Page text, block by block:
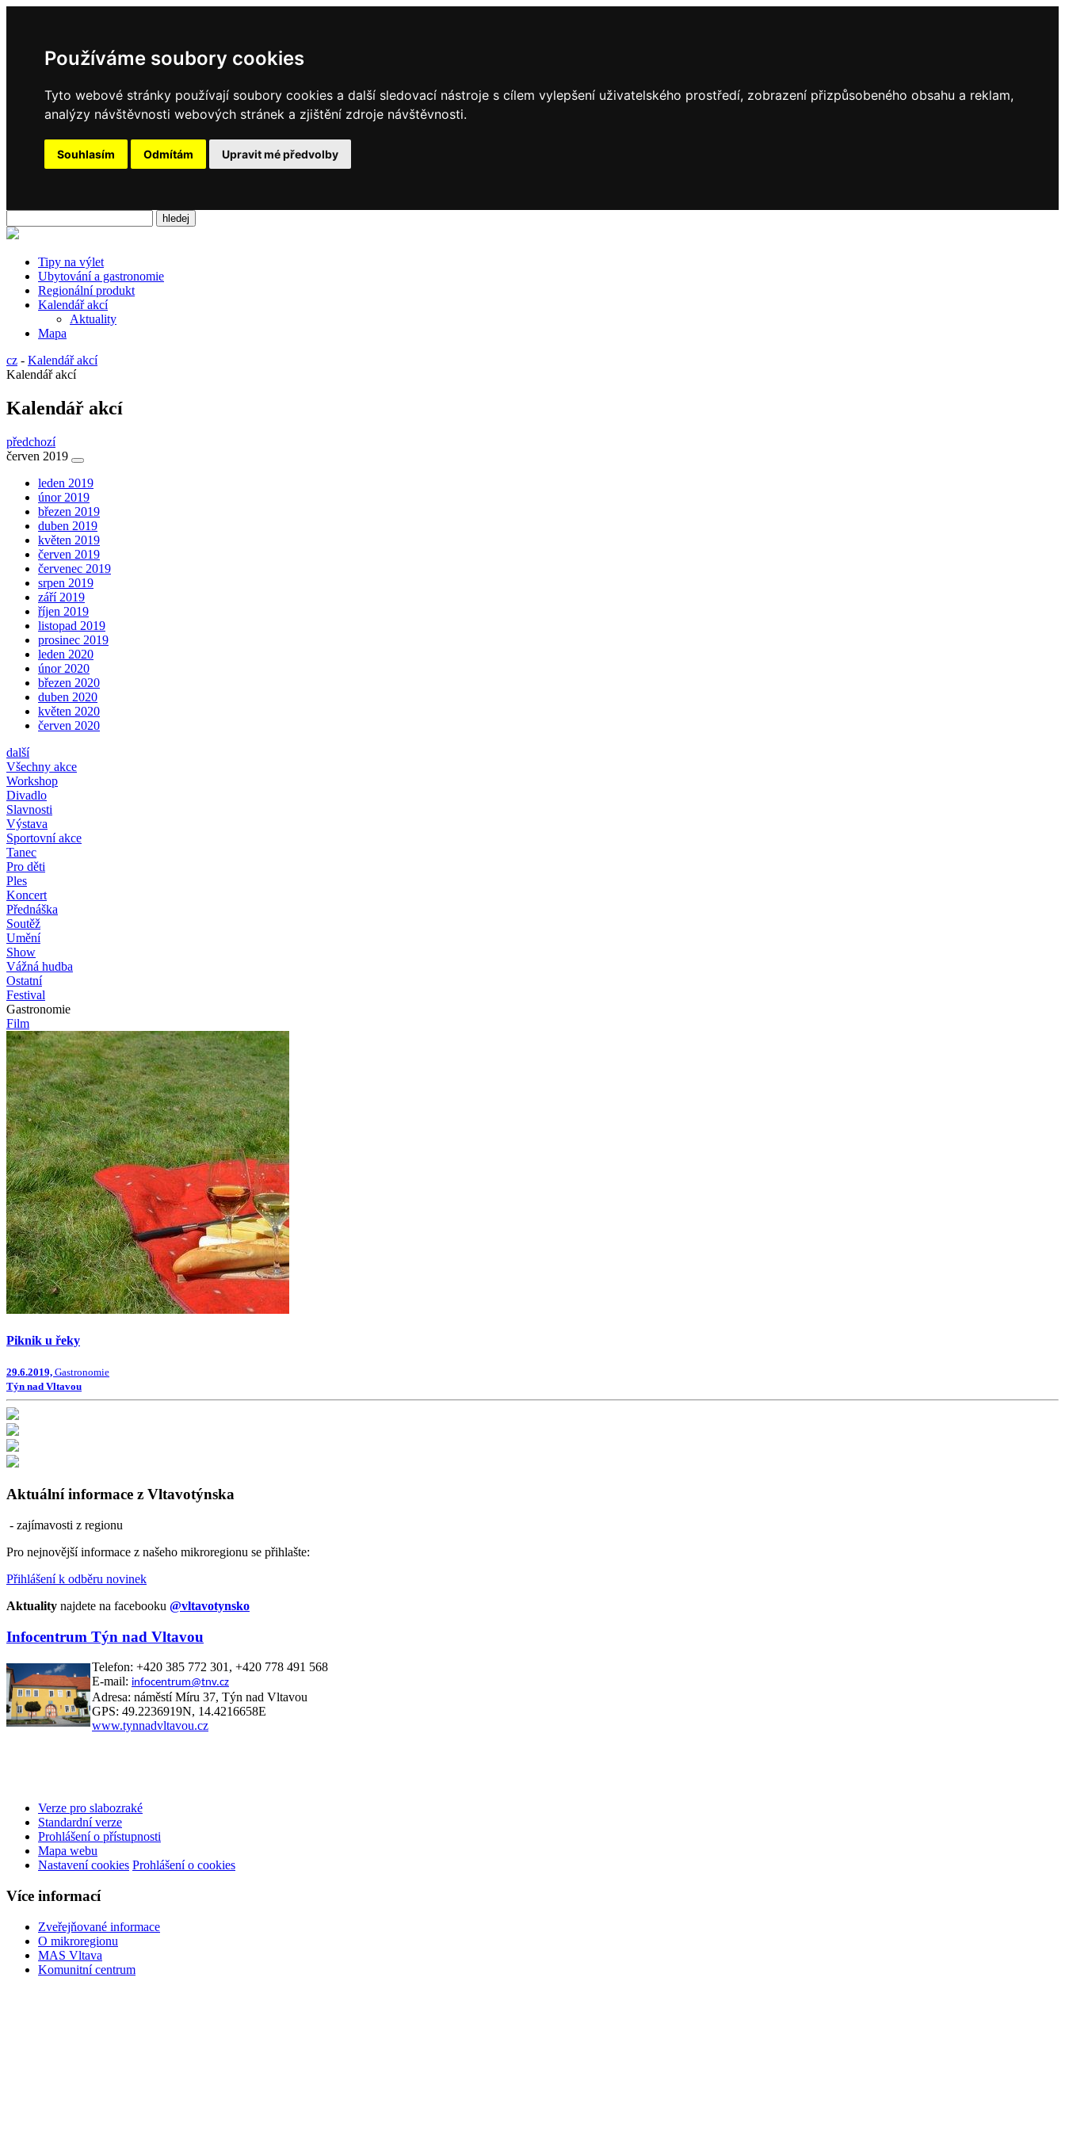
Používáme soubory cookies
Tyto webové stránky používají soubory cookies a další sledovací nástroje s cílem vylepšení uživatelského prostředí, zobrazení přizpůsobeného obsahu a reklam,
analýzy návštěvnosti webových stránek a zjištění zdroje návštěvnosti.
Souhlasím Odmítám Upravit mé předvolby
Tipy na výlet
Ubytování a gastronomie
Regionální produkt
Kalendář akcí
Aktuality
Mapa
cz - Kalendář akcí
Kalendář akcí
Kalendář akcí
předchozí
červen 2019
leden 2019
únor 2019
březen 2019
duben 2019
květen 2019
červen 2019
červenec 2019
srpen 2019
září 2019
říjen 2019
listopad 2019
prosinec 2019
leden 2020
únor 2020
březen 2020
duben 2020
květen 2020
červen 2020
další
Všechny akce
Workshop
Divadlo
Slavnosti
Výstava
Sportovní akce
Tanec
Pro děti
Ples
Koncert
Přednáška
Soutěž
Umění
Show
Vážná hudba
Ostatní
Festival
Gastronomie
Film
Piknik u řeky
29.6.2019, Gastronomie
Týn nad Vltavou
Aktuální informace z Vltavotýnska
- zajímavosti z regionu
Pro nejnovější informace z našeho mikroregionu se přihlašte:
Přihlášení k odběru novinek
Aktuality najdete na facebooku @vltavotynsko
Infocentrum Týn nad Vltavou
Telefon: +420 385 772 301, +420 778 491 568
E-mail: infocentrum@tnv.cz
Adresa: náměstí Míru 37, Týn nad Vltavou
GPS: 49.2236919N, 14.4216658E
www.tynnadvltavou.cz
Verze pro slabozraké
Standardní verze
Prohlášení o přístupnosti
Mapa webu
Nastavení cookies Prohlášení o cookies
Více informací
Zveřejňované informace
O mikroregionu
MAS Vltava
Komunitní centrum